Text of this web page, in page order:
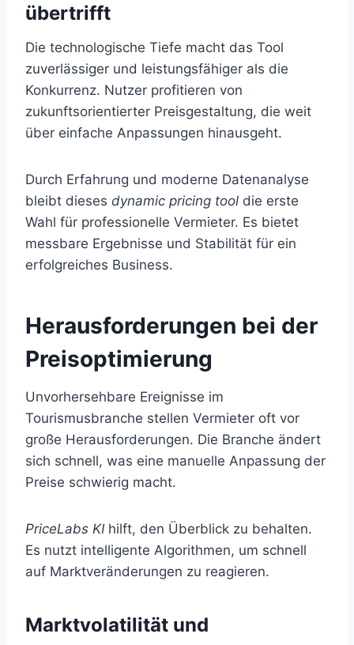
übertrifft
Die technologische Tiefe macht das Tool
zuverlässiger und leistungsfähiger als die
Konkurrenz. Nutzer profitieren von
zukunftsorientierter Preisgestaltung, die weit
über einfache Anpassungen hinausgeht.
Durch Erfahrung und moderne Datenanalyse
bleibt dieses dynamic pricing tool die erste
Wahl für professionelle Vermieter. Es bietet
messbare Ergebnisse und Stabilität für ein
erfolgreiches Business.
Herausforderungen bei der
Preisoptimierung
Unvorhersehbare Ereignisse im
Tourismusbranche stellen Vermieter oft vor
große Herausforderungen. Die Branche ändert
sich schnell, was eine manuelle Anpassung der
Preise schwierig macht.
PriceLabs KIhilft, den Überblick zu behalten.
Es nutzt intelligente Algorithmen, um schnell
auf Marktveränderungen zu reagieren.
Marktvolatilität und